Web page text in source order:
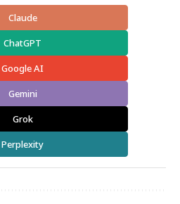
Claude
ChatGPT
Google AI
Gemini
Grok
Perplexity